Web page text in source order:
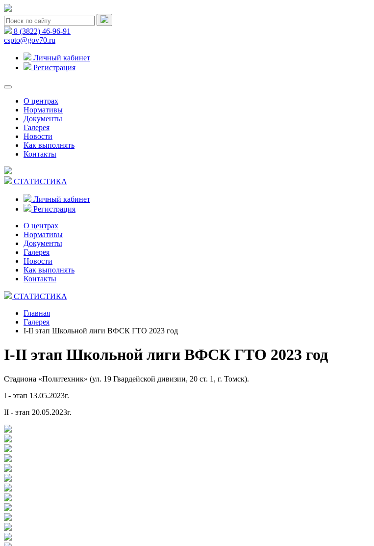
8 (3822) 46-96-91
cspto@gov70.ru
Личный кабинет
Регистрация
О центрах
Нормативы
Документы
Галерея
Новости
Как выполнять
Контакты
СТАТИСТИКА
Личный кабинет
Регистрация
О центрах
Нормативы
Документы
Галерея
Новости
Как выполнять
Контакты
СТАТИСТИКА
Главная
Галерея
I-II этап Школьной лиги ВФСК ГТО 2023 год
I-II этап Школьной лиги ВФСК ГТО 2023 год
Стадиона «Политехник» (ул. 19 Гвардейской дивизии, 20 ст. 1, г. Томск).
I - этап 13.05.2023г.
II - этап 20.05.2023г.